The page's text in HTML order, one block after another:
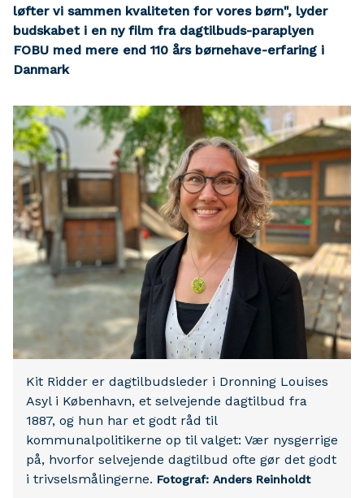
løfter vi sammen kvaliteten for vores børn", lyder
budskabet i en ny film fra dagtilbuds-paraplyen
FOBU med mere end 110 års børnehave-erfaring i
Danmark
Kit Ridder er dagtilbudsleder i Dronning Louises
Asyl i København, et selvejende dagtilbud fra
1887, og hun har et godt råd til
kommunalpolitikerne op til valget: Vær nysgerrige
på, hvorfor selvejende dagtilbud ofte gør det godt
i trivselsmålingerne. Fotograf: Anders Reinholdt